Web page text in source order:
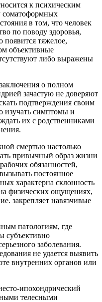
к психическим
соматоформных
в том, что человек
по поводу здоровья,
появится тяжелое,
объективные
либо выражены
о полном
зачастую не доверяют
подтверждения своим
изучать симптомы и
их с родственниками
смертью настолько
привычный образ жизни
обязанностей,
постоянное
характерна склонность
физических ощущениях,
закрепляет навязчивые
патологиям, где
субъективно
заболевания.
не удается выявить
внутренних органов или
ипохондрический
телесными